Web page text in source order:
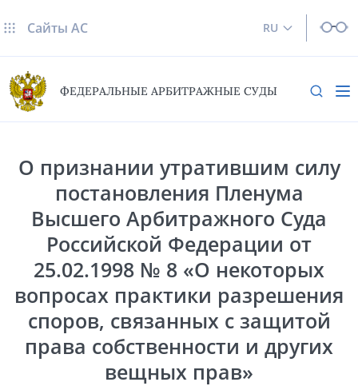
RU
Сайты AC
ФЕДЕРАЛЬНЫЕ АРБИТРАЖНЫЕ СУДЫ
О признании утратившим силу
постановления Пленума
Высшего Арбитражного Суда
Российской Федерации от
25.02.1998 № 8 «О некоторых
вопросах практики разрешения
споров, связанных с защитой
права собственности и других
вещных прав»